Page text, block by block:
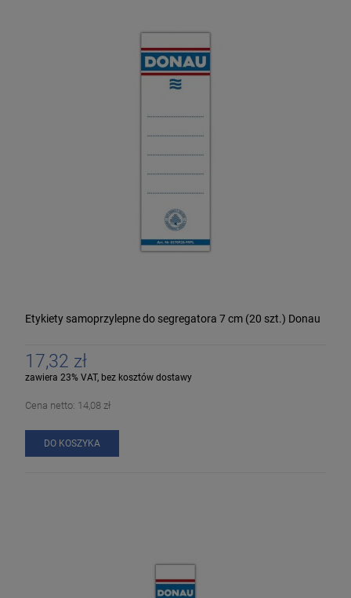
Etykiety samoprzylepne do segregatora 7 cm (20 szt.) Donau
17,32 zł
zawiera 23% VAT, bez kosztów dostawy
Cena netto: 14,08 zł
DO KOSZYKA